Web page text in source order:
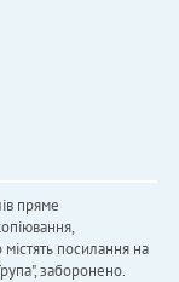
пряме
посилання на
заборонено.